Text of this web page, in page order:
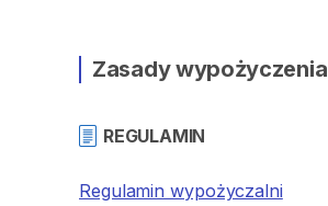
Zasady wypożyczenia
REGULAMIN
Regulamin wypożyczalni